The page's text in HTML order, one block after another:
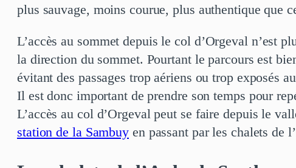
plus sauvage, moins courue, plus authentique que
L’accès au sommet depuis le col d’Orgeval n’est
la direction du sommet. Pourtant le parcours est
évitant des passages trop aériens ou trop exposés
Il est donc important de prendre son temps pour
L’accès au col d’Orgeval peut se faire depuis le
station de la Sambuy en passant par les chalets de